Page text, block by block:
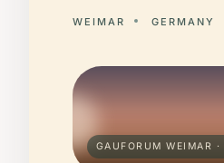
WEIMAR GERMANY
GAUFORUM WEIMAR ·